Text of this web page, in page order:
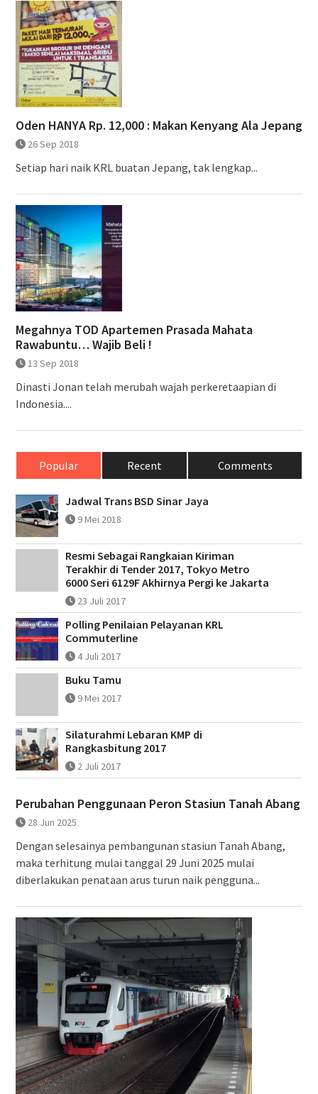
Oden HANYA Rp. 12,000 : Makan Kenyang Ala Jepang
26 Sep 2018
Setiap hari naik KRL buatan Jepang, tak lengkap...
Megahnya TOD Apartemen Prasada Mahata
Rawabuntu… Wajib Beli !
13 Sep 2018
Dinasti Jonan telah merubah wajah perkeretaapian di
Indonesia....
Popular Recent Comments
Jadwal Trans BSD Sinar Jaya
9 Mei 2018
Resmi Sebagai Rangkaian Kiriman
Terakhir di Tender 2017, Tokyo Metro
6000 Seri 6129F Akhirnya Pergi ke Jakarta
23 Juli 2017
Polling Penilaian Pelayanan KRL
Commuterline
4 Juli 2017
Buku Tamu
9 Mei 2017
Silaturahmi Lebaran KMP di
Rangkasbitung 2017
2 Juli 2017
Perubahan Penggunaan Peron Stasiun Tanah Abang
28 Jun 2025
Dengan selesainya pembangunan stasiun Tanah Abang,
maka terhitung mulai tanggal 29 Juni 2025 mulai
diberlakukan penataan arus turun naik pengguna...